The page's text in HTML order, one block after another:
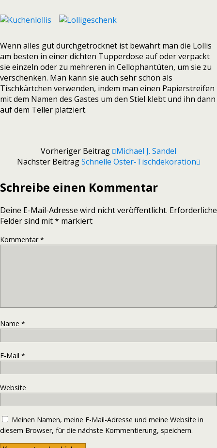
Wenn alles gut durchgetrocknet ist bewahrt man die Lollis
am besten in einer dichten Tupperdose auf oder verpackt
sie einzeln oder zu mehreren in Cellophantüten, um sie zu
verschenken. Man kann sie auch sehr schön als
Tischkärtchen verwenden, indem man einen Papierstreifen
mit dem Namen des Gastes um den Stiel klebt und ihn dann
auf dem Teller platziert.
Vorheriger Beitrag
Michael J. Sandel
Nächster BeitragSchnelle Oster-Tischdekoration
Schreibe einen Kommentar
Deine E-Mail-Adresse wird nicht veröffentlicht. Erforderliche
Felder sind mit* markiert
Kommentar*
Name *
E-Mail *
Website
Meinen Namen, meine E-Mail-Adresse und meine Website in
diesem Browser, für die nächste Kommentierung, speichern.